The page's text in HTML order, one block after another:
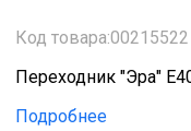
Код товара:00215522
Переходник "Эра"
Подробнее